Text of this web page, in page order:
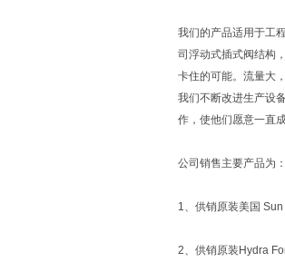
我们的产品适用于工
司浮动式插式阀结构
卡住的可能。流量大
我们不断改进生产设
作，使他们愿意一直
公司销售主要产品为
1、供销原装美国
2、供销原装Hydra